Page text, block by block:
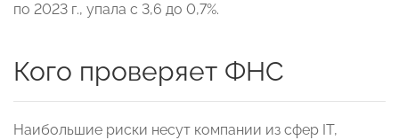
по 2023 г., упала с 3,6 до 0,7%.
Кого проверяет ФНС
Наибольшие риски несут компании из сфер IT,